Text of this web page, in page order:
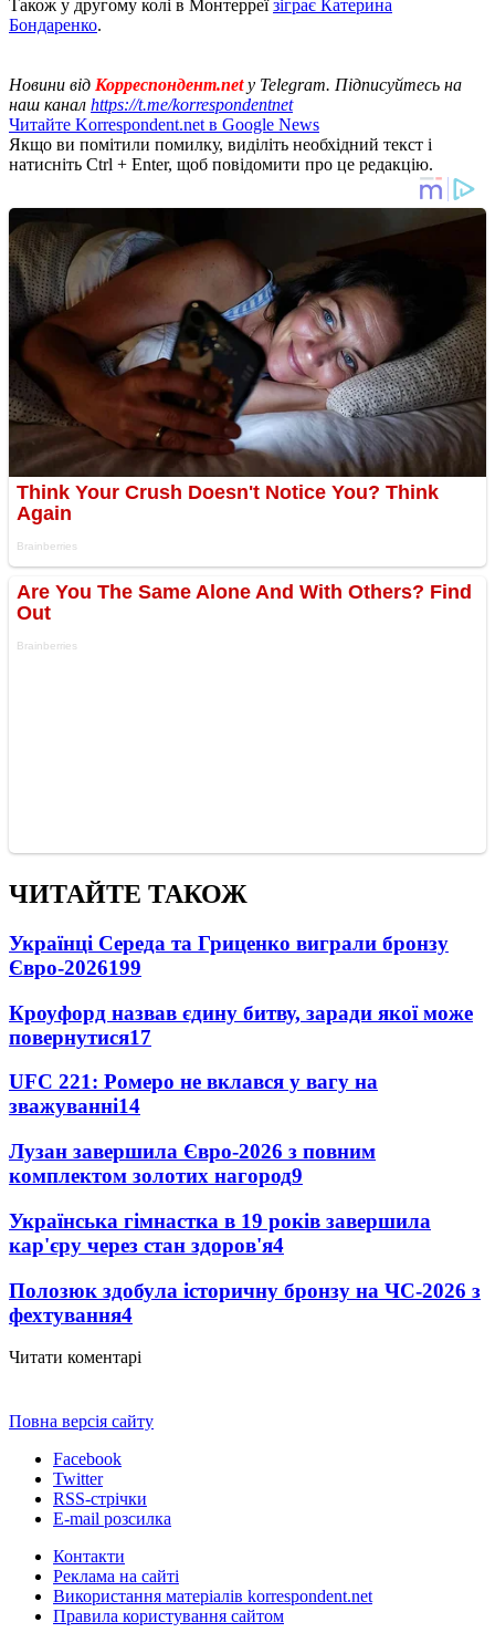
Також у другому колі в Монтерреїзіграє Катерина
Бондаренко.
Новини від Корреспондент.net у Telegram. Підписуйтесь на
наш канал https://t.me/korrespondentnet
Читайте Korrespondent.net в Google News
Якщо ви помітили помилку, виділіть необхідний текст і
натисніть Ctrl + Enter, щоб повідомити про це редакцію.
ЧИТАЙТЕ ТАКОЖ
Українці Середа та Гриценко виграли бронзу
Євро-2026199
Кроуфорд назвав єдину битву, заради якої може
повернутися17
UFC 221: Ромеро не вклався у вагу на
зважуванні14
Лузан завершила Євро-2026 з повним
комплектом золотих нагород9
Українська гімнастка в 19 років завершила
кар'єру через стан здоров'я4
Полозюк здобула історичну бронзу на ЧС-2026 з
фехтування4
Читати коментарі
Повна версія сайту
Facebook
Twitter
RSS-стрічки
E-mail розсилка
Контакти
Реклама на сайті
Використання матеріалів korrespondent.net
Правила користування сайтом